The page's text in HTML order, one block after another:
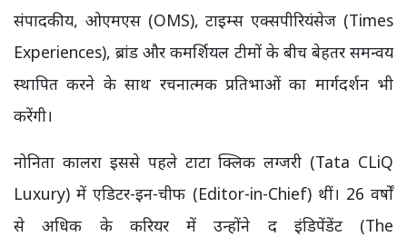
संपादकीय, ओएमएस (OMS), टाइम्स एक्सपीरियंसेज (Times
Experiences), ब्रांड और कमर्शियल टीमों के बीच बेहतर समन्वय
स्थापित करने के साथ रचनात्मक प्रतिभाओं का मार्गदर्शन भी
करेंगी।
नोनिता कालरा इससे पहले टाटा क्लिक लग्जरी (Tata CLiQ
Luxury) में एडिटर-इन-चीफ (Editor-in-Chief) थीं। 26 वर्षों
से अधिक के करियर में उन्होंने द इंडिपेंडेंट (The